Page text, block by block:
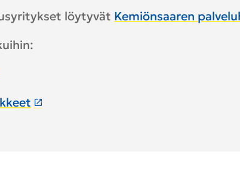
löytyvät Kemiönsaaren